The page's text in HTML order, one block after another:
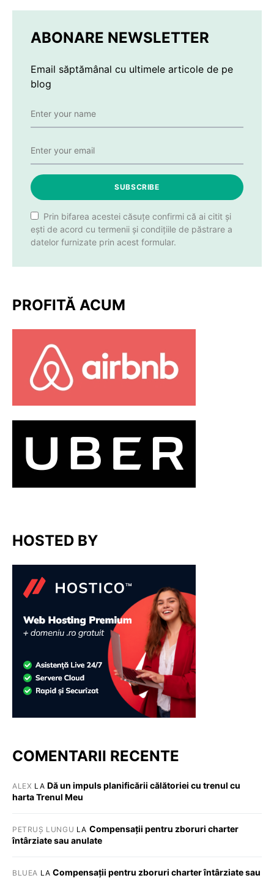
ABONARE NEWSLETTER
Email săptămânal cu ultimele articole de pe
blog
SUBSCRIBE
Prin bifarea acestei căsuțe confirmi că ai citit și
ești de acord cu termenii și condițiile de păstrare a
datelor furnizate prin acest formular.
PROFITĂ ACUM
HOSTED BY
COMENTARII RECENTE
ALEX LA Dă un impuls planificării călătoriei cu trenul cu
harta Trenul Meu
PETRUȘ LUNGU LA Compensații pentru zboruri charter
întârziate sau anulate
BLUEA LACompensații pentru zboruri charter întârziate sau